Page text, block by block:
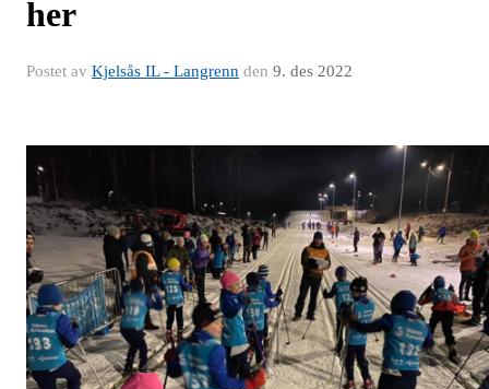
her
Postet av Kjelsås IL - Langrenn den 9. des 2022